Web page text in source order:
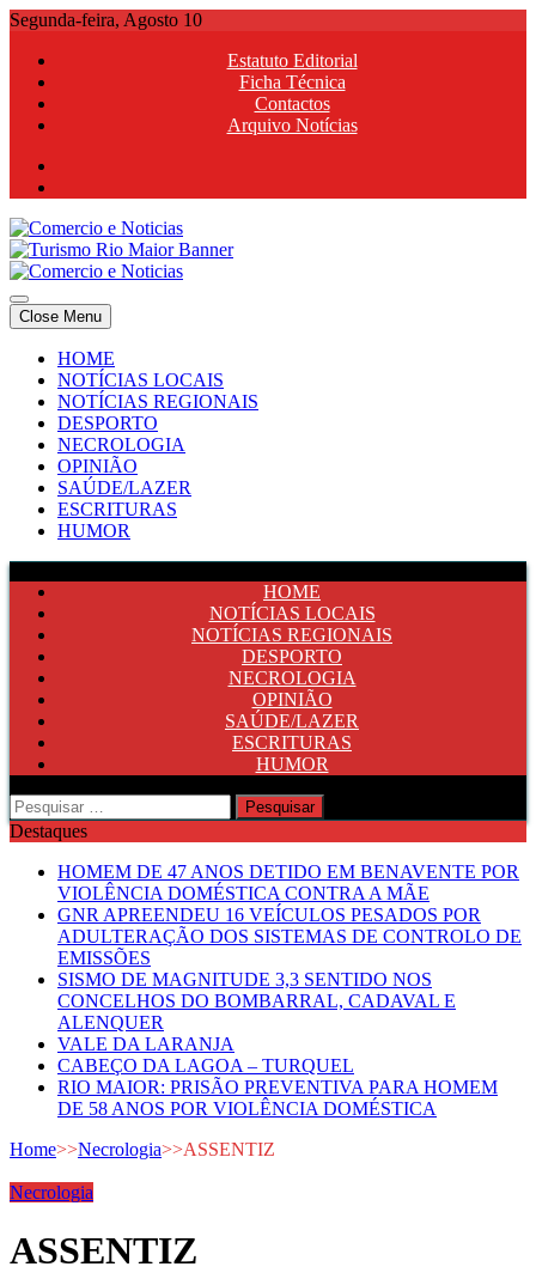
Skip
content
Segunda-feira, Agosto 10
Estatuto Editorial
Ficha Técnica
Contactos
Arquivo Notícias
Comercio e Noticias
Notícias e Publicidade Online
Comercio e Noticias
Notícias e Publicidade Online
Close Menu
HOME
NOTÍCIAS LOCAIS
NOTÍCIAS REGIONAIS
DESPORTO
NECROLOGIA
OPINIÃO
SAÚDE/LAZER
ESCRITURAS
HUMOR
HOME
NOTÍCIAS LOCAIS
NOTÍCIAS REGIONAIS
DESPORTO
NECROLOGIA
OPINIÃO
SAÚDE/LAZER
ESCRITURAS
HUMOR
Pesquisar
por:
Destaques
HOMEM DE 47 ANOS DETIDO EM BENAVENTE POR
VIOLÊNCIA DOMÉSTICA CONTRA A MÃE
GNR APREENDEU 16 VEÍCULOS PESADOS POR
ADULTERAÇÃO DOS SISTEMAS DE CONTROLO DE
EMISSÕES
SISMO DE MAGNITUDE 3,3 SENTIDO NOS
CONCELHOS DO BOMBARRAL, CADAVAL E
ALENQUER
VALE DA LARANJA
CABEÇO DA LAGOA – TURQUEL
RIO MAIOR: PRISÃO PREVENTIVA PARA HOMEM
DE 58 ANOS POR VIOLÊNCIA DOMÉSTICA
Home>>Necrologia>>ASSENTIZ
Necrologia
ASSENTIZ